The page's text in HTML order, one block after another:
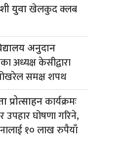
युवाखेलकुद क्लब
अनुदान
अध्यक्ष केसीद्वारा
पोखरेल समक्ष शपथ
प्रोत्साहनकार्यक्रमः
उपहार घोषणा गरिने,
१० लाख रुपैयाँ